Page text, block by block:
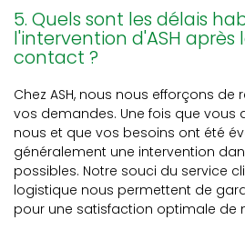
5. Quels sont les délais
l'intervention d'ASH après
contact ?
Chez ASH, nous nous efforçons
vos demandes. Une fois que vous
nous et que vos besoins ont été
généralement une intervention
possibles. Notre souci du service
logistique nous permettent de
pour une satisfaction optimale de